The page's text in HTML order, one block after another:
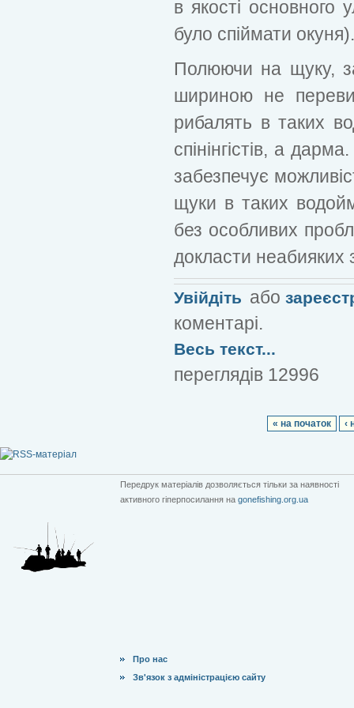
в якості основного
було спіймати окуня).
Полюючи на щуку,
шириною не
рибалять в таких
спінінгістів, а
забезпечує
щуки в таких
без особливих
докласти неабияких
Увійдіть або
коментарі.
Весь текст...
переглядів 12996
« на початок ‹
Передрук матеріалів дозволяється тільки за наявності
активного гіперпосилання на gonefishing.org.ua
Про нас
Зв'язок з адміністрацією сайту